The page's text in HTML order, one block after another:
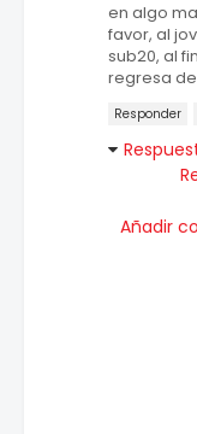
en algo
favor, al
sub20, al
regresa
Responder
Añadir